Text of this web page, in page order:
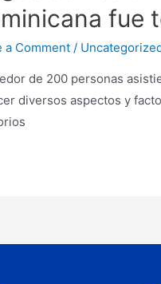
fue
a Comment /
de 200 personas
diversos aspectos y